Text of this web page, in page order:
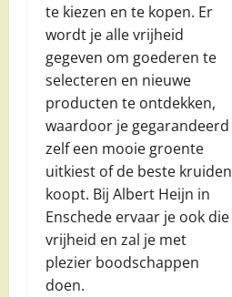
te kiezen en te kopen. Er
wordt je alle vrijheid
gegeven om goederen te
selecteren en nieuwe
producten te ontdekken,
waardoor je gegarandeerd
zelf een mooie groente
uitkiest of de beste kruiden
koopt. Bij Albert Heijn in
Enschede ervaar je ook die
vrijheid en zal je met
plezier boodschappen
doen.